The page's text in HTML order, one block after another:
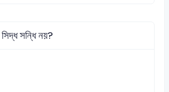
সিদ্ধ সন্ধি নয়?